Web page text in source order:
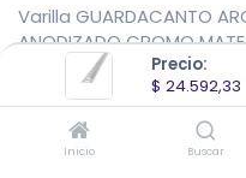
Precio:
$ 24.592,33
Inicio Buscar
Varilla GUARDACANTO
ANODIZADO CROMO MATE
24.592,33 IVA
Precio sin impuestos